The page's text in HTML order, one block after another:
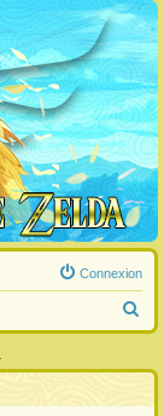
Connexion
e
c